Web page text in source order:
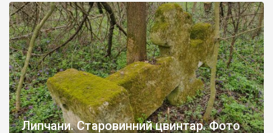
Липчани. Старовинний цвинтар. Фото